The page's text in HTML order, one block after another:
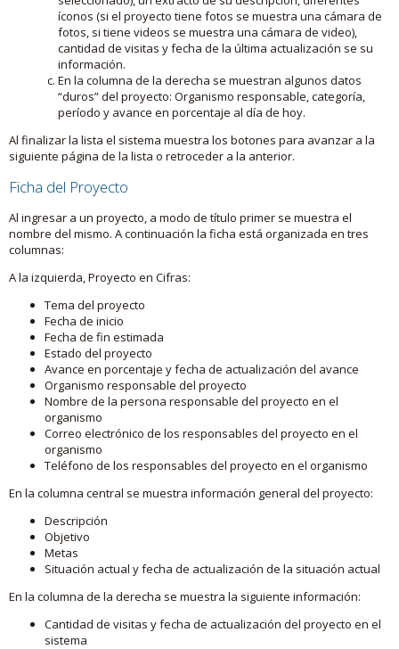
íconos (si el proyecto tiene fotos se muestra una cámara de
fotos, si tiene videos se muestra una cámara de video),
cantidad de visitas y fecha de la última actualización se su
información.
En la columna de la derecha se muestran algunos datos
“duros” del proyecto: Organismo responsable, categoría,
período y avance en porcentaje al día de hoy.
Al finalizar la lista el sistema muestra los botones para avanzar a la
siguiente página de la lista o retroceder a la anterior.
Ficha del Proyecto
Al ingresar a un proyecto, a modo de título primer se muestra el
nombre del mismo. A continuación la ficha está organizada en tres
columnas:
A la izquierda, Proyecto en Cifras:
Tema del proyecto
Fecha de inicio
Fecha de fin estimada
Estado del proyecto
Avance en porcentaje y fecha de actualización del avance
Organismo responsable del proyecto
Nombre de la persona responsable del proyecto en el
organismo
Correo electrónico de los responsables del proyecto en el
organismo
Teléfono de los responsables del proyecto en el organismo
En la columna central se muestra información general del proyecto:
Descripción
Objetivo
Metas
Situación actual y fecha de actualización de la situación actual
En la columna de la derecha se muestra la siguiente información:
Cantidad de visitas y fecha de actualización del proyecto en el
sistema